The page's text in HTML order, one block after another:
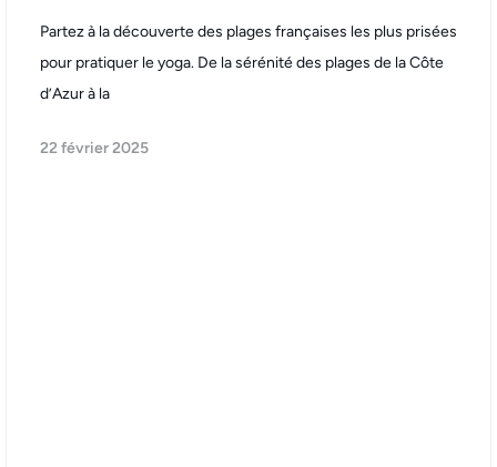
Partez à la découverte des plages françaises les plus prisées
pour pratiquer le yoga. De la sérénité des plages de la Côte
d’Azur à la
22 février 2025